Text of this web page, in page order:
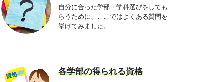
自分に合った学部・学科選びをしても
らうために、ここではよくある質問を
挙げてみました。
各学部の得られる資格